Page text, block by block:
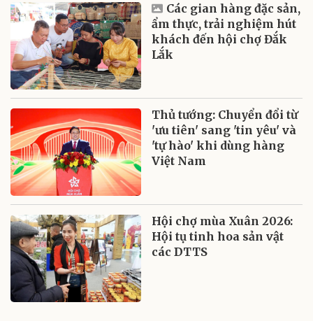
Các gian hàng đặc sản,
ẩm thực, trải nghiệm hút
khách đến hội chợ Đắk
Lắk
Thủ tướng: Chuyển đổi từ
'ưu tiên' sang 'tin yêu' và
'tự hào' khi dùng hàng
Việt Nam
Hội chợ mùa Xuân 2026:
Hội tụ tinh hoa sản vật
các DTTS